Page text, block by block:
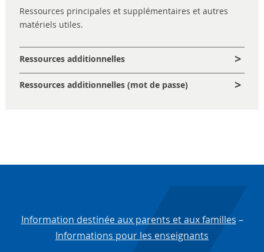
Ressources principales et supplémentaires et autres
matériels utiles.
Ressources additionnelles
Ressources additionnelles (mot de passe)
Information destinée aux parents et aux familles –
Informations pour les enseignants